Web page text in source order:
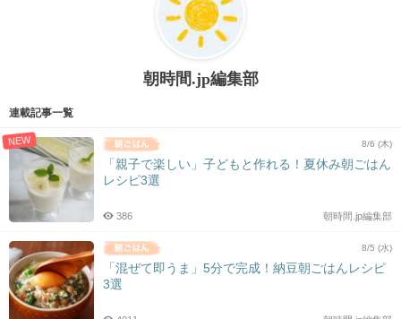
朝時間.jp編集部
連載記事一覧
NEW 8/6 (木)
「親子で楽しい」子どもと作れる！夏休み朝ごはん
レシピ3選
朝時間.jp編集部
386
8/5 (水)
「混ぜて即うま」5分で完成！納豆朝ごはんレシピ
3選